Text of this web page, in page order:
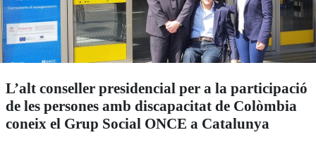
L’alt conseller presidencial per a la participació
de les persones amb discapacitat de Colòmbia
coneix el Grup Social ONCE a Catalunya